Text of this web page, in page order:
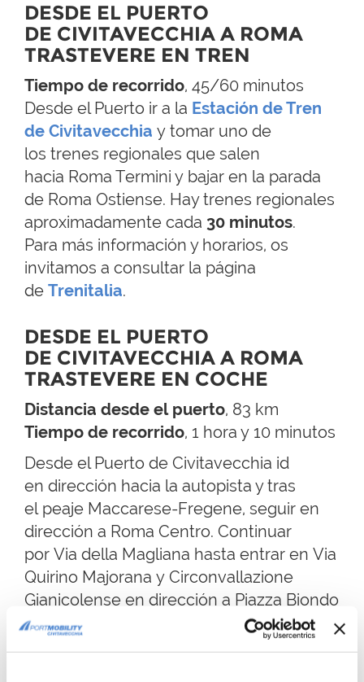
DESDE EL PUERTO
DE CIVITAVECCHIA A ROMA
TRASTEVERE EN TREN
Tiempo de recorrido, 45/60 minutos
Desde el Puerto ir a la Estación de Tren
de Civitavecchia y tomar uno de
los trenes regionales que salen
hacia Roma Termini y bajar en la parada
de Roma Ostiense. Hay trenes regionales
aproximadamente cada 30 minutos.
Para más información y horarios, os
invitamos a consultar la página
de Trenitalia.
DESDE EL PUERTO
DE CIVITAVECCHIA A ROMA
TRASTEVERE EN COCHE
Distancia desde el puerto, 83 km
Tiempo de recorrido, 1 hora y 10 minutos
Desde el Puerto de Civitavecchia id
en dirección hacia la autopista y tras
el peaje Maccarese-Fregene, seguir en
dirección a Roma Centro. Continuar
por Via della Magliana hasta entrar en Via
Quirino Majorana y Circonvallazione
Gianicolense en dirección a Piazza Biondo
Flavio.